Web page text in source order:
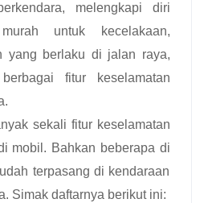
melengkapi diri
untuk kecelakaan,
yang berlaku di jalan raya,
fitur keselamatan
sekali fitur keselamatan
mobil. Bahkan beberapa di
terpasang di kendaraan
Simak daftarnya berikut ini: